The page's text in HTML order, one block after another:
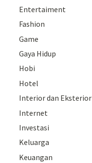
Entertaiment
Fashion
Game
Gaya Hidup
Hobi
Hotel
Interior dan Eksterior
Internet
Investasi
Keluarga
Keuangan